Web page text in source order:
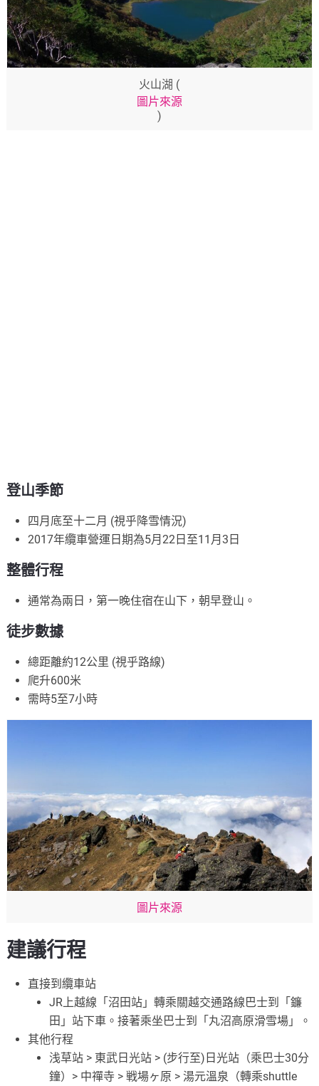
火山湖 (
圖片來源
)
登山季節
四月底至十二月 (視乎降雪情況)
2017年纜車營運日期為5月22日至11月3日
整體行程
通常為兩日，第一晚住宿在山下，朝早登山。
徒步數據
總距離約12公里 (視乎路線)
爬升600米
需時5至7小時
圖片來源
建議行程
直接到纜車站
JR上越線「沼田站」轉乘關越交通路線巴士到「鐮
田」站下車。接著乘坐巴士到「丸沼高原滑雪場」。
其他行程
浅草站 > 東武日光站 > (步行至)日光站（乘巴士30分
鐘）> 中禪寺 > 戦場ヶ原 > 湯元溫泉（轉乘shuttle